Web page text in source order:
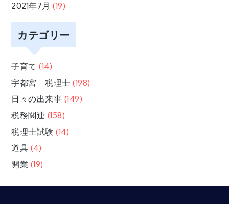
2021年7月 (19)
カテゴリー
子育て (14)
宇都宮 税理士 (198)
日々の出来事 (149)
税務関連 (158)
税理士試験 (14)
道具 (4)
開業 (19)